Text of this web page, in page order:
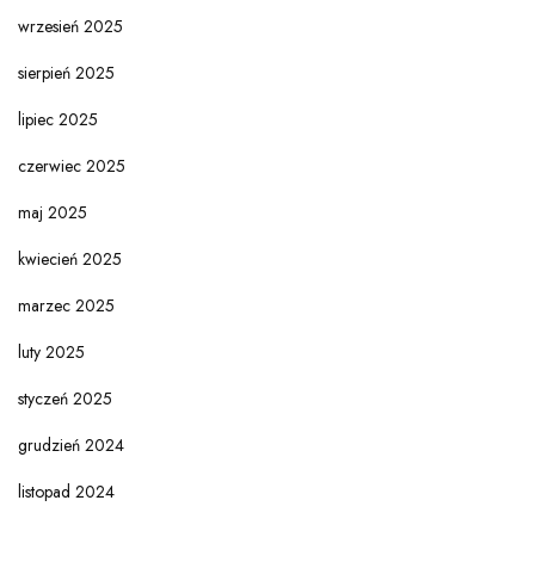
wrzesień 2025
sierpień 2025
lipiec 2025
czerwiec 2025
maj 2025
kwiecień 2025
marzec 2025
luty 2025
styczeń 2025
grudzień 2024
listopad 2024